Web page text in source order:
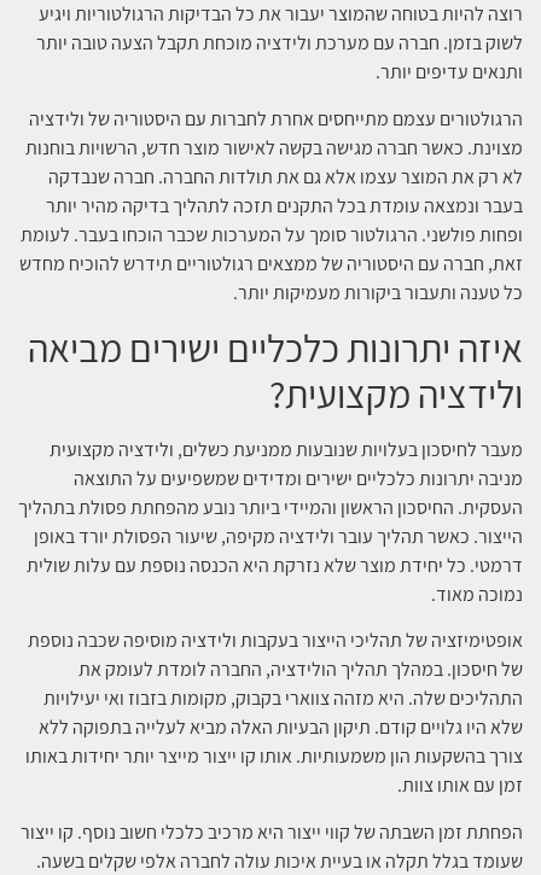
רוצה להיות בטוחה שהמוצר יעבור את כל הבדיקות הרגולטוריות ויגיע
לשוק בזמן. חברה עם מערכת ולידציה מוכחת תקבל הצעה טובה יותר
ותנאים עדיפים יותר.
הרגולטורים עצמם מתייחסים אחרת לחברות עם היסטוריה של ולידציה
מצוינת. כאשר חברה מגישה בקשה לאישור מוצר חדש, הרשויות בוחנות
לא רק את המוצר עצמו אלא גם את תולדות החברה. חברה שנבדקה
בעבר ונמצאה עומדת בכל התקנים תזכה לתהליך בדיקה מהיר יותר
ופחות פולשני. הרגולטור סומך על המערכות שכבר הוכחו בעבר. לעומת
זאת, חברה עם היסטוריה של ממצאים רגולטוריים תידרש להוכיח מחדש
כל טענה ותעבור ביקורות מעמיקות יותר.
איזה יתרונות כלכליים ישירים מביאה
ולידציה מקצועית?
מעבר לחיסכון בעלויות שנובעות ממניעת כשלים, ולידציה מקצועית
מניבה יתרונות כלכליים ישירים ומדידים שמשפיעים על התוצאה
העסקית. החיסכון הראשון והמיידי ביותר נובע מהפחתת פסולת בתהליך
הייצור. כאשר תהליך עובר ולידציה מקיפה, שיעור הפסולת יורד באופן
דרמטי. כל יחידת מוצר שלא נזרקת היא הכנסה נוספת עם עלות שולית
נמוכה מאוד.
אופטימיזציה של תהליכי הייצור בעקבות ולידציה מוסיפה שכבה נוספת
של חיסכון. במהלך תהליך הולידציה, החברה לומדת לעומק את
התהליכים שלה. היא מזהה צווארי בקבוק, מקומות בזבוז ואי יעילויות
שלא היו גלויים קודם. תיקון הבעיות האלה מביא לעלייה בתפוקה ללא
צורך בהשקעות הון משמעותיות. אותו קו ייצור מייצר יותר יחידות באותו
זמן עם אותו צוות.
הפחתת זמן השבתה של קווי ייצור היא מרכיב כלכלי חשוב נוסף. קו ייצור
שעומד בגלל תקלה או בעיית איכות עולה לחברה אלפי שקלים בשעה.